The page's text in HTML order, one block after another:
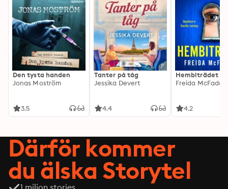
Den tysta handen
Jonas Moström
3.5
Tanter på tåg
Jessika Devert
4.4
Hembiträdet
Freida
4.2
Därför kommer
du älska Storytel
1 miljon stories